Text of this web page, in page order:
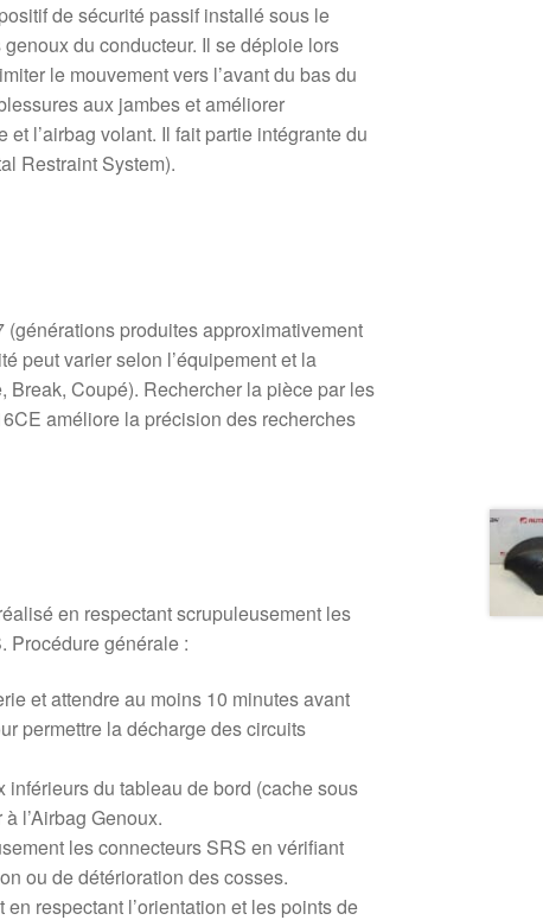
de sécurité passif installé sous le
du conducteur. Il se déploie lors
le mouvement vers l’avant du bas du
aux jambes et améliorer
et l’airbag volant. Il fait partie intégrante du
Restraint System).
produites approximativement
peut varier selon l’équipement et la
Break, Coupé). Rechercher la pièce par les
améliore la précision des recherches
en respectant scrupuleusement les
Procédure générale :
et attendre au moins 10 minutes avant
permettre la décharge des circuits
inférieurs du tableau de bord (cache sous
l’Airbag Genoux.
les connecteurs SRS en vérifiant
ou de détérioration des cosses.
en respectant l’orientation et les points de